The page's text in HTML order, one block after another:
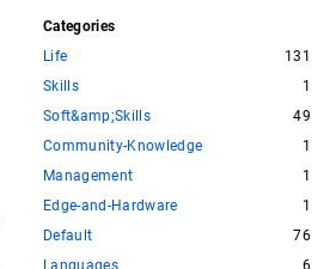
Categories
Life
131
Skills
1
Soft&amp;Skills
49
Community-Knowledge
1
Management
1
Edge-and-Hardware
1
Default
76
Languages
6